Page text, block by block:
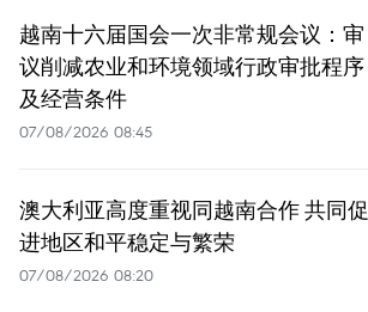
越南十六届国会一次非常规会议：审
议削减农业和环境领域行政审批程序
及经营条件
07/08/2026 08:45
澳大利亚高度重视同越南合作 共同促
进地区和平稳定与繁荣
07/08/2026 08:20